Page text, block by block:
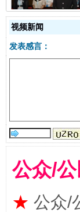
受贿
全民健身
视频新闻
发表感言：
公众/
★ 公众/